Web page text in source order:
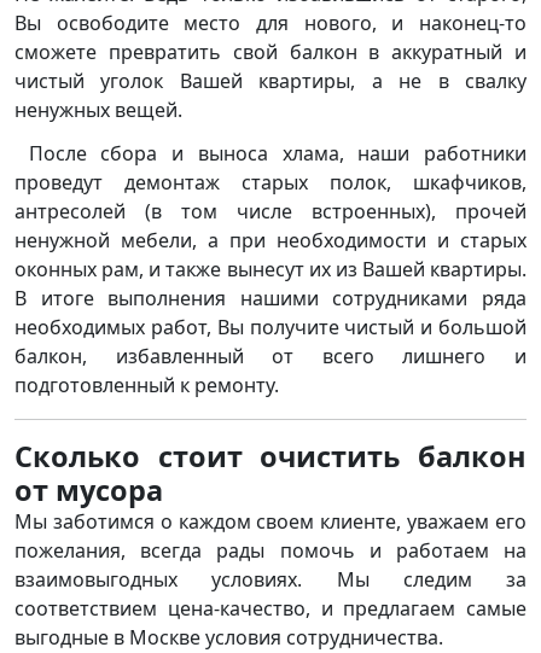
Вы освободите место для нового, и наконец-то
сможете превратить свой балкон в аккуратный и
чистый уголок Вашей квартиры, а не в свалку
ненужных вещей.
После сбора и выноса хлама, наши работники
проведут демонтаж старых полок, шкафчиков,
антресолей (в том числе встроенных), прочей
ненужной мебели, а при необходимости и старых
оконных рам, и также вынесут их из Вашей квартиры.
В итоге выполнения нашими сотрудниками ряда
необходимых работ, Вы получите чистый и большой
балкон, избавленный от всего лишнего и
подготовленный к ремонту.
Сколько стоит очистить балкон
от мусора
Мы заботимся о каждом своем клиенте, уважаем его
пожелания, всегда рады помочь и работаем на
взаимовыгодных условиях. Мы следим за
соответствием цена-качество, и предлагаем самые
выгодные в Москве условия сотрудничества.